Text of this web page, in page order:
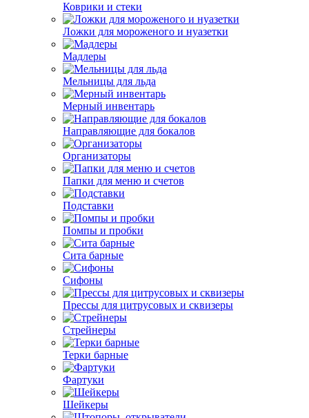
Коврики и стеки
Ложки для мороженого и нуазетки
Мадлеры
Мельницы для льда
Мерный инвентарь
Направляющие для бокалов
Организаторы
Папки для меню и счетов
Подставки
Помпы и пробки
Сита барные
Сифоны
Прессы для цитрусовых и сквизеры
Стрейнеры
Терки барные
Фартуки
Шейкеры